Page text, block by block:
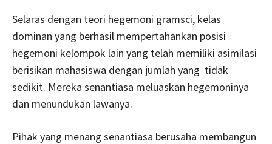
Selaras dengan teori hegemoni gramsci, kelas
dominan yang berhasil mempertahankan posisi
hegemoni kelompok lain yang telah memiliki asimilasi
berisikan mahasiswa dengan jumlah yang tidak
sedikit. Mereka senantiasa meluaskan hegemoninya
dan menundukan lawanya.
Pihak yang menang senantiasa berusaha membangun